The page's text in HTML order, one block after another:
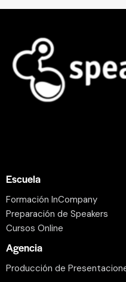
Escuela
Formación InCompany
Preparación de Speakers
Cursos Online
Agencia
Producción de